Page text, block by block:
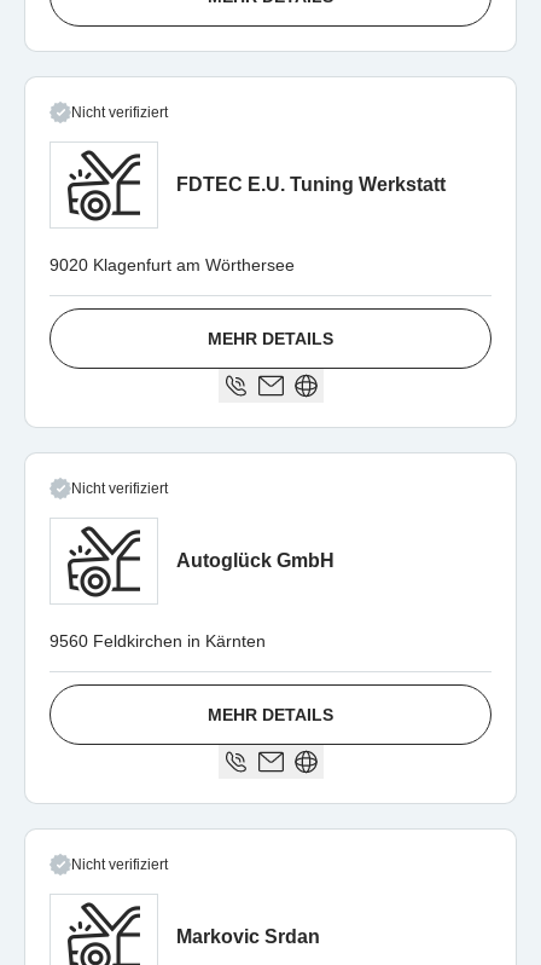
Nicht verifiziert
FDTEC E.U. Tuning Werkstatt
9020 Klagenfurt am Wörthersee
MEHR DETAILS
Nicht verifiziert
Autoglück GmbH
9560 Feldkirchen in Kärnten
MEHR DETAILS
Nicht verifiziert
Markovic Srdan